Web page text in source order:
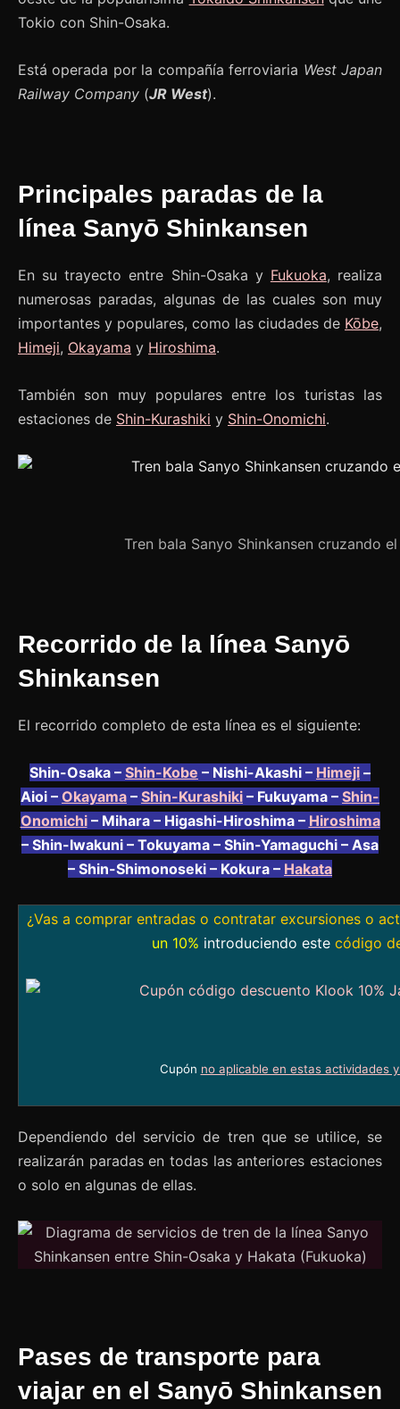
Tokio con Shin-Osaka.
Está operada por la compañía ferroviaria West Japan
Railway Company (JR West).
Principales paradas de la
línea Sanyō Shinkansen
En su trayecto entre Shin-Osaka y Fukuoka, realiza
numerosas paradas, algunas de las cuales son muy
importantes y populares, como las ciudades de Kōbe,
Himeji, Okayama y Hiroshima.
También son muy populares entre los turistas las
estaciones de Shin-Kurashiki y Shin-Onomichi.
Tren bala Sanyo Shinkansen cruzando
Recorrido de la línea Sanyō
Shinkansen
El recorrido completo de esta línea es el siguiente:
Shin-Osaka – Shin-Kobe – Nishi-Akashi – Himeji –
Aioi – Okayama – Shin-Kurashiki – Fukuyama – Shin-
Onomichi– Mihara – Higashi-Hiroshima – Hiroshima
– Shin-Iwakuni – Tokuyama – Shin-Yamaguchi – Asa
– Shin-Shimonoseki – Kokura – Hakata
¿Vas a comprar entradas o contratar excursiones o
un 10% introduciendo este código
Cupón no aplicable en estas actividades
Dependiendo del servicio de tren que se utilice, se
realizarán paradas en todas las anteriores estaciones
o solo en algunas de ellas.
Pases de transporte para
viajar en el Sanyō Shinkansen